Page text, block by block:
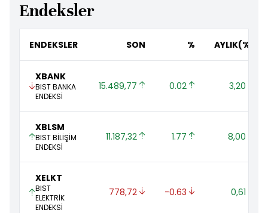
Endeksler
ENDEKSLER SON % AYLIK(%)
XBANK
BIST BANKA
ENDEKSİ
15.489,77 0.02 3,20
XBLSM
BIST BİLİŞİM
ENDEKSİ
11.187,32 1.77 8,00
XELKT
BIST
ELEKTRİK
ENDEKSİ
778,72 -0.63 0,61